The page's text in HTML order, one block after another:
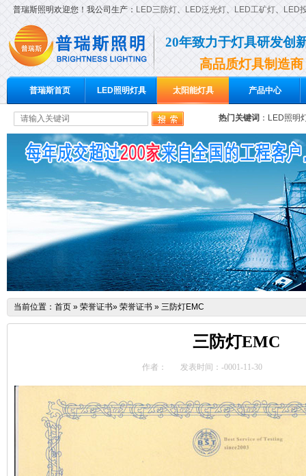
普瑞斯照明欢迎您！我公司生产： LED三防灯、 LED泛光灯、 LED工矿灯、 LED
20年致力于灯具研发创
高品质灯具制造商
普瑞斯首页 LED照明灯具 太阳能灯具 产品中心
热门关键词 ： LED照明
当前位置： 首页 » 荣誉证书» 荣誉证书 » 三防灯EMC
三防灯EMC
作者： 发表时间：-0001-11-30